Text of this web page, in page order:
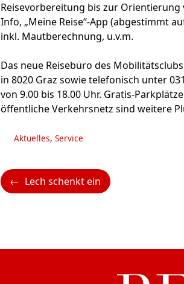
Reisevorbereitung bis zur
Info, „Meine Reise“-App (abgestimmt
inkl. Mautberechnung, u.v.m.
Das neue Reisebüro des
in 8020 Graz sowie telefonisch unter
von 9.00 bis 18.00 Uhr. Gratis-
öffentliche Verkehrsnetz sind weitere
Kategorien
Aktuelles, Service
Lech schenkt ein